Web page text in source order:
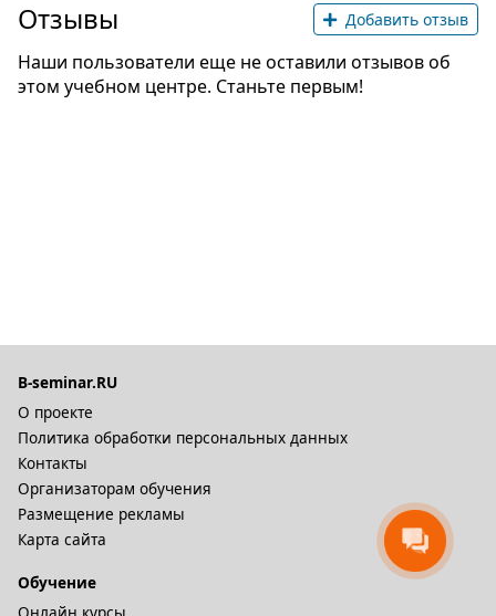
Отзывы Добавить отзыв
Наши пользователи еще не оставили отзывов об
этом учебном центре. Станьте первым!
B-seminar.RU
О проекте
Политика обработки персональных данных
Контакты
Организаторам обучения
Размещение рекламы
Карта сайта
Обучение